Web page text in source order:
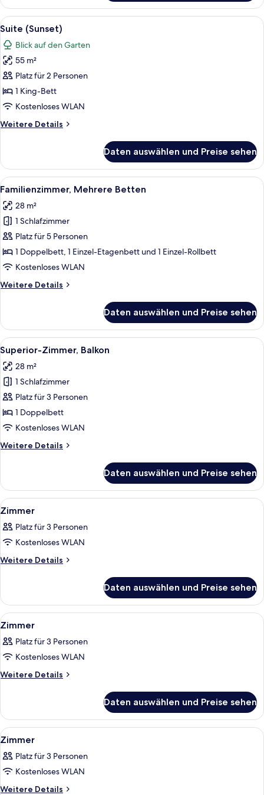
(Sunrise)
Alle
Fotos
für
Suite
(Sunset)
anzeigen
Ein modernes Schlafzimmer mit
11
Suite (Sunset)
Blick auf den Garten
55 m²
Platz für 2 Personen
1 King-Bett
Kostenloses WLAN
Weitere Details
Weitere
(Sunset)
Daten auswählen und Preise sehen
Alle
Fotos
für
Familienzimmer,
Mehrere
Betten
anzeigen
Ein modernes Schlafzimmer mit
6
Familienzimmer, Mehrere Betten
28 m²
1 Schlafzimmer
Platz für 5 Personen
1 Doppelbett, 1 Einzel-Etagenbett und 1 Einzel-Rollbett
Kostenloses WLAN
Weitere Details
Weitere
Mehrere
Betten
Daten auswählen und Preise sehen
Alle
Fotos
für
Superior-
Zimmer,
Balkon
anzeigen
Superior-Zimmer, Balkon |
8
Superior-Zimmer, Balkon
28 m²
1 Schlafzimmer
Platz für 3 Personen
1 Doppelbett
Kostenloses WLAN
Weitere Details
Weitere
Zimmer,
Balkon
Daten auswählen und Preise sehen
Alle
Fotos
für
Zimmer
anzeigen
Ein Hotelzimmer mit einem großen
7
Zimmer
Platz für 3 Personen
Kostenloses WLAN
Weitere Details
Weitere
Daten auswählen und Preise sehen
Alle
Fotos
für
Zimmer
anzeigen
Ein Hotelzimmer mit einem Bett,
5
Zimmer
Platz für 3 Personen
Kostenloses WLAN
Weitere Details
Weitere
Daten auswählen und Preise sehen
Alle
Fotos
für
Zimmer
anzeigen
Ein modernes Schlafzimmer mit
5
Zimmer
Platz für 3 Personen
Kostenloses WLAN
Weitere Details
Weitere